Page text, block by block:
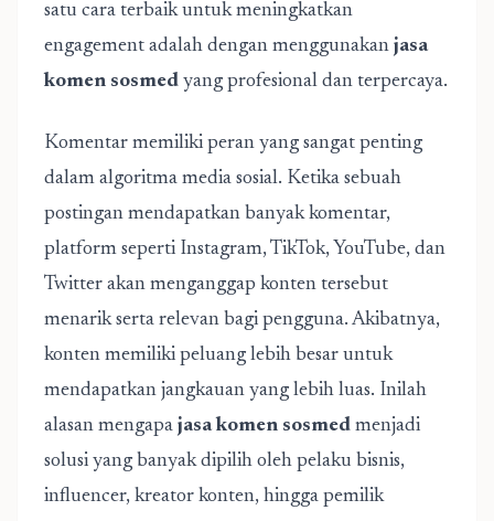
satu cara terbaik untuk meningkatkan
engagement adalah dengan menggunakan jasa
komen sosmed yang profesional dan terpercaya.
Komentar memiliki peran yang sangat penting
dalam algoritma media sosial. Ketika sebuah
postingan mendapatkan banyak komentar,
platform seperti Instagram, TikTok, YouTube, dan
Twitter akan menganggap konten tersebut
menarik serta relevan bagi pengguna. Akibatnya,
konten memiliki peluang lebih besar untuk
mendapatkan jangkauan yang lebih luas. Inilah
alasan mengapa jasa komen sosmed menjadi
solusi yang banyak dipilih oleh pelaku bisnis,
influencer, kreator konten, hingga pemilik